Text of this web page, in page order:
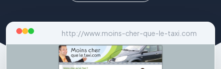
http://www.moins-cher-que-le-taxi.com